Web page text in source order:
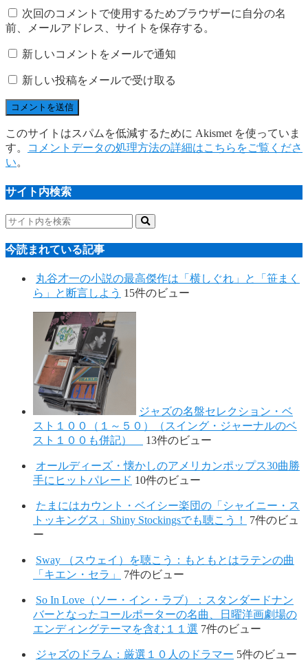
次回のコメントで使用するためブラウザーに自分の名
前、メールアドレス、サイトを保存する。
新しいコメントをメールで通知
新しい投稿をメールで受け取る
このサイトはスパムを低減するために Akismet を使っていま
す。
コメントデータの処理方法の詳細はこちらをご覧くださ
い。
サイト内検索
今読まれている記事
丸谷才一の小説の最高傑作は「横しぐれ」と「笹まく
ら」と断言しよう 15件のビュー
ジャズの名盤セレクション・ベ
スト１００（１～５０）（スイング・ジャーナルのベ
スト１００も併記）
13件のビュー
オールディーズ・懐かしのアメリカンポップス30曲勝
手にヒットパレード 10件のビュー
たまにはカウント・ベイシー楽団の「シャイニー・ス
トッキングス」Shiny Stockingsでも聴こう！
7件のビュ
ー
Sway （スウェイ）を聴こう：もともとはラテンの曲
「キエン・セラ」
7件のビュー
So In Love（ソー・イン・ラブ）：スタンダードナン
バーとなったコールポーターの名曲、日曜洋画劇場の
エンディングテーマを含む１１選 7件のビュー
ジャズのドラム：厳選１０人のドラマー 5件のビュー